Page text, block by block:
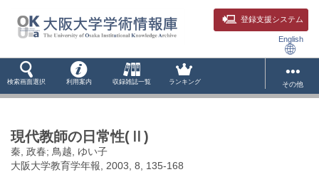
登録支援システム
English
検索画面選択 利用案内 収録雑誌一覧 ランキング その他
現代教師の日常性(Ⅱ)
秦, 政春; 鳥越, ゆい子
大阪大学教育学年報, 2003, 8, 135-168